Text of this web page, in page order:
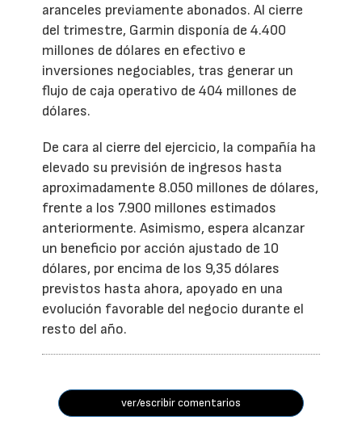
aranceles previamente abonados. Al cierre
del trimestre, Garmin disponía de 4.400
millones de dólares en efectivo e
inversiones negociables, tras generar un
flujo de caja operativo de 404 millones de
dólares.
De cara al cierre del ejercicio, la compañía ha
elevado su previsión de ingresos hasta
aproximadamente 8.050 millones de dólares,
frente a los 7.900 millones estimados
anteriormente. Asimismo, espera alcanzar
un beneficio por acción ajustado de 10
dólares, por encima de los 9,35 dólares
previstos hasta ahora, apoyado en una
evolución favorable del negocio durante el
resto del año.
ver/escribir comentarios